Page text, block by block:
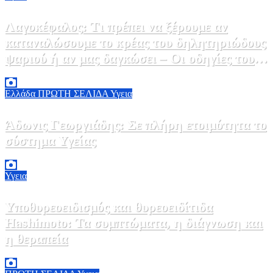
Λαγοκέφαλος: Τι πρέπει να ξέρουμε αν
καταναλώσουμε το κρέας του δηλητηριώδους
ψαριού ή αν μας δαγκώσει – Οι οδηγίες του
ΕΟΔΥ
Ελλάδα ΠΡΩΤΗ ΣΕΛΙΔΑ Υγεια
Άδωνις Γεωργιάδης: Σε πλήρη ετοιμότητα το
σύστημα Υγείας
Υγεια
Υποθυρεοειδισμός και θυρεοειδίτιδα
Hashimoto: Τα συμπτώματα, η διάγνωση και
η θεραπεία